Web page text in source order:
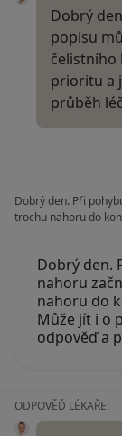
Dobrý
popisu
čelistního
prioritu a
průběh
Dobrý den. Při
trochu nahoru do
Dobrý den.
nahoru
nahoru do
Může jít i o
odpověď a
ODPOVĚĎ LÉKAŘE: